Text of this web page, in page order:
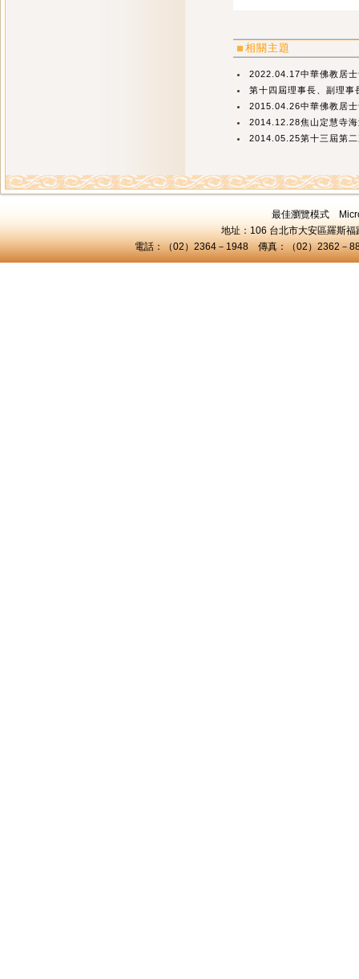
相關主題
2022.04.17中華佛教居
第十四屆理事長、副理
2015.04.26中華佛教居
2014.12.28焦山定慧寺
2014.05.25第十三屆第
最佳瀏覽模式
地址：106 台北市大安區羅斯
電話：（02）2364－1948 傳真：（02）2362－